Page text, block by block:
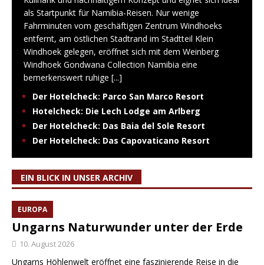
als Startpunkt für Namibia-Reisen. Nur wenige
Fahrminuten vom geschäftigen Zentrum Windhoeks
entfernt, am östlichen Stadtrand im Stadtteil Klein
Windhoek gelegen, eröffnet sich mit dem Weinberg
Windhoek Gondwana Collection Namibia eine
bemerkenswert ruhige [...]
Der Hotelcheck: Parco San Marco Resort
Hotelcheck: Die Lech Lodge am Arlberg
Der Hotelcheck: Das Baia del Sole Resort
Der Hotelcheck: Das Capovaticano Resort
EIN BLICK IN UNSER ARCHIV
EUROPA
Ungarns Naturwunder unter der Erde
10. August 2026
Ungarns Höhlenwelt eröffnet eine faszinierende Reise in die